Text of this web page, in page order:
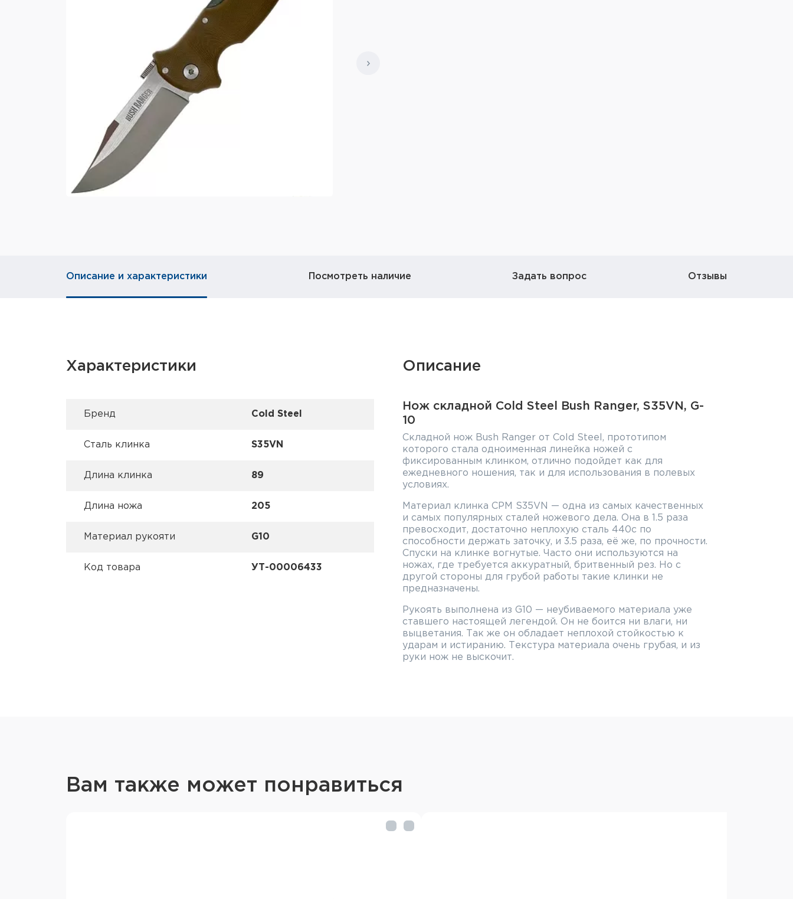
Описание и характеристики Посмотреть наличие Задать вопрос Отзывы
Характеристики
Брeнд Cold Steel
Сталь клинка S35VN
Длина клинка 89
Длина ножа 205
Материал рукояти G10
Код товара УТ-00006433
Описание
Нож складной Cold Steel Bush Ranger, S35VN, G-
10
Складной нож Bush Ranger от Cold Steel, прототипом
которого стала одноименная линейка ножей с
фиксированным клинком, отлично подойдет как для
ежедневного ношения, так и для использования в полевых
условиях.
Материал клинка CPM S35VN — одна из самых качественных
и самых популярных сталей ножевого дела. Она в 1.5 раза
превосходит, достаточно неплохую сталь 440с по
способности держать заточку, и 3.5 раза, её же, по прочности.
Спуски на клинке вогнутые. Часто они используются на
ножах, где требуется аккуратный, бритвенный рез. Но с
другой стороны для грубой работы такие клинки не
предназначены.
Рукоять выполнена из G10 — неубиваемого материала уже
ставшего настоящей легендой. Он не боится ни влаги, ни
выцветания. Так же он обладает неплохой стойкостью к
ударам и истиранию. Текстура материала очень грубая, и из
руки нож не выскочит.
Масса: 160г
Вам также может понравиться